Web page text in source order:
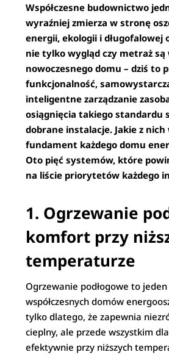
Współczesne budownictwo
wyraźniej zmierza w stronę
energii, ekologii i długofalowej
nie tylko wygląd czy metraż są
nowoczesnego domu – dziś to
funkcjonalność,
inteligentne zarządzanie
osiągnięcia takiego standardu
dobrane instalacje. Jakie z
fundament każdego domu
Oto pięć systemów, które
na liście priorytetów każdego
1. Ogrzewanie
komfort przy
temperaturze
Ogrzewanie podłogowe to
współczesnych domów
tylko dlatego, że zapewnia
cieplny, ale przede wszystkim
efektywnie przy niższych